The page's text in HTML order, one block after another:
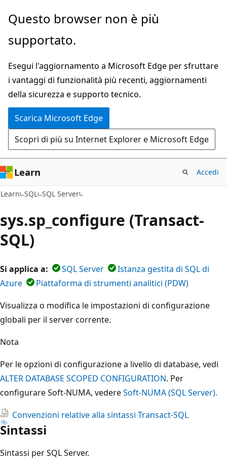
Ignora
passa
contenuto
principale
Questo browser non è più
supportato.
Esegui l'aggiornamento a Microsoft Edge per sfruttare
i vantaggi di funzionalità più recenti, aggiornamenti
della sicurezza e supporto tecnico.
Scarica Microsoft Edge
Scopri di più su Internet Explorer e Microsoft Edge
Learn Accedi
Learn SQL SQL Server
sys.sp_configure (Transact-
SQL)
Si applica a: SQL Server
Istanza gestita di SQL di
Azure
Piattaforma di strumenti analitici (PDW)
Visualizza o modifica le impostazioni di configurazione
globali per il server corrente.
Nota
Per le opzioni di configurazione a livello di database, vedi
ALTER DATABASE SCOPED CONFIGURATION. Per
configurare Soft-NUMA, vedereSoft-NUMA (SQL Server).
Convenzioni relative alla sintassi Transact-SQL
Sintassi
Sintassi per SQL Server.